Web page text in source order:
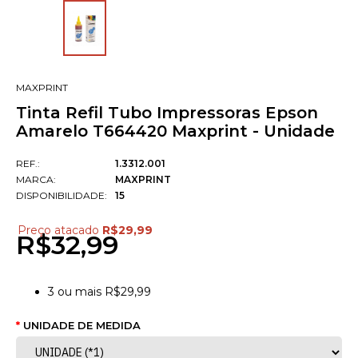
MAXPRINT
Tinta Refil Tubo Impressoras Epson
Amarelo T664420 Maxprint - Unidade
REF.:
MARCA:
DISPONIBILIDADE:
1.3312.001
MAXPRINT
15
Preço atacado R$29,99
R$32,99
3 ou mais R$29,99
UNIDADE DE MEDIDA